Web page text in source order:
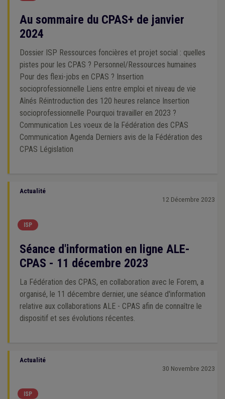
Au sommaire du CPAS+ de janvier
2024
Dossier ISP Ressources foncières et projet social : quelles
pistes pour les CPAS ? Personnel/Ressources humaines
Pour des flexi-jobs en CPAS ? Insertion
socioprofessionnelle Liens entre emploi et niveau de vie
Aînés Réintroduction des 120 heures relance Insertion
socioprofessionnelle Pourquoi travailler en 2023 ?
Communication Les voeux de la Fédération des CPAS
Communication Agenda Derniers avis de la Fédération des
CPAS Législation
Actualité
12 Décembre 2023
ISP
Séance d'information en ligne ALE-
CPAS - 11 décembre 2023
La Fédération des CPAS, en collaboration avec le Forem, a
organisé, le 11 décembre dernier, une séance d'information
relative aux collaborations ALE - CPAS afin de connaître le
dispositif et ses évolutions récentes.
Actualité
30 Novembre 2023
ISP